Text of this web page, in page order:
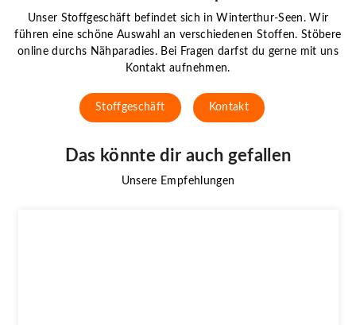
Unser Stoffgeschäft befindet sich in Winterthur-Seen. Wir
führen eine schöne Auswahl an verschiedenen Stoffen. Stöbere
online durchs Nähparadies. Bei Fragen darfst du gerne mit uns
Kontakt aufnehmen.
Stoffgeschäft Kontakt
Das könnte dir auch gefallen
Unsere Empfehlungen